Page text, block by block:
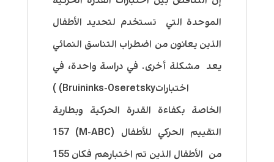
الموحدة التي تستخدم لتحديد الأطفال
الذين يعانون من اضطراب التناسق النمائي
يعد مشكلة أخرى. في دراسة واحدة، في
اختباراتBruininks-Oseretsky) )
الخاصة بكفاءة القدرة الحركية وبطارية
التقييم الحركي للأطفال (M-ABC) 157
من الأطفال الذين تم اختبارهم فكان 155